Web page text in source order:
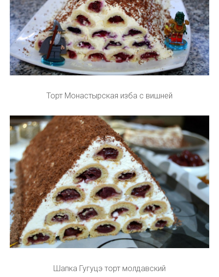
Торт Монастырская изба с вишней
Шапка Гугуцэ торт молдавский